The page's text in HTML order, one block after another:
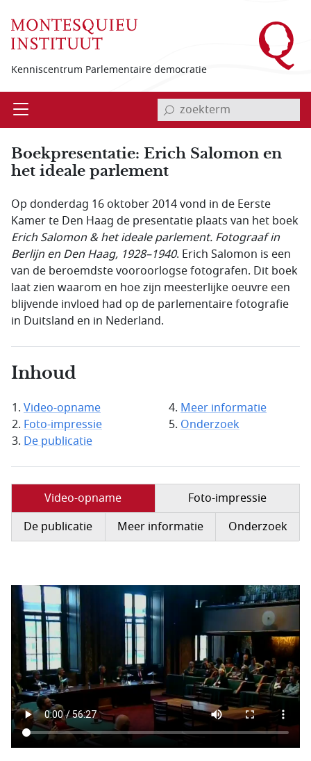
Kenniscentrum Parlementaire democratie
Open invoerveld zoekterm
Boekpresentatie: Erich Salomon en
het ideale parlement
Op donderdag 16 oktober 2014 vond in de Eerste
Kamer te Den Haag de presentatie plaats van het boek
Erich Salomon & het ideale parlement. Fotograaf in
Berlijn en Den Haag, 1928–1940. Erich Salomon is een
van de beroemdste vooroorlogse fotografen. Dit boek
laat zien waarom en hoe zijn meesterlijke oeuvre een
blijvende invloed had op de parlementaire fotografie
in Duitsland en in Nederland.
Inhoud
Video-opname
Foto-impressie
De publicatie
Meer informatie
Onderzoek
Video-opname
Foto-impressie
De publicatie
Meer informatie Onderzoek
Filmbestand